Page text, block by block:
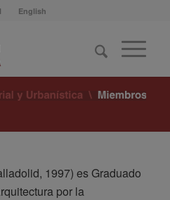
English
1997) es Graduado
por la